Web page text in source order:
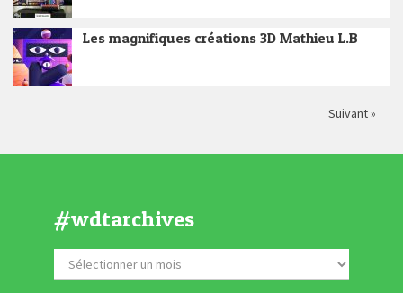
Les magnifiques créations 3D Mathieu L.B
Suivant »
#wdtarchives